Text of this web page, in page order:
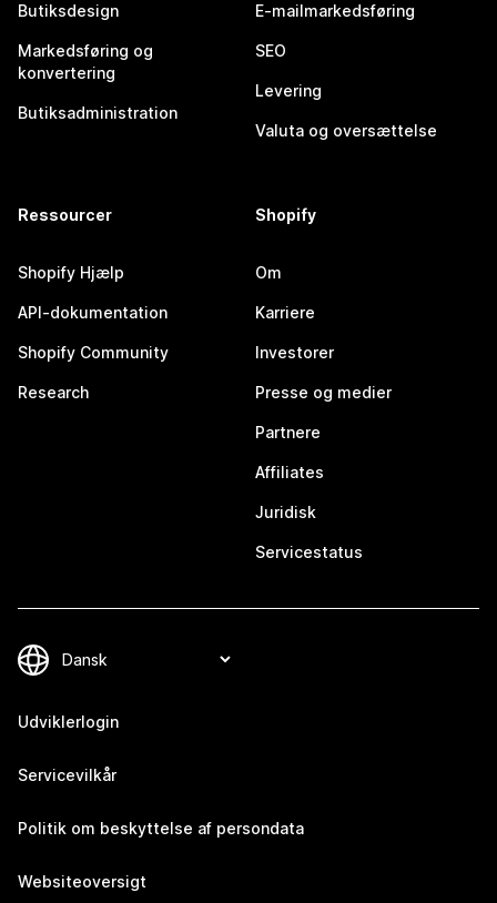
Butiksdesign
Markedsføring og
konvertering
Butiksadministration
E-mailmarkedsføring
SEO
Levering
Valuta og oversættelse
Ressourcer
Shopify Hjælp
API-dokumentation
Shopify Community
Research
Shopify
Om
Karriere
Investorer
Presse og medier
Partnere
Affiliates
Juridisk
Servicestatus
Udviklerlogin
Servicevilkår
Politik om beskyttelse af persondata
Websiteoversigt